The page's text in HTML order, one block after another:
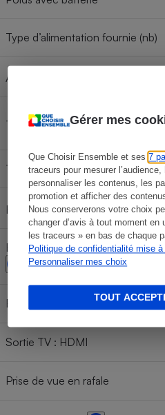
Gérer mes
Que Choisir Ensemble et ses7
traceurs pour mesurer
personnaliser les contenus, les
promotion et afficher des
Nous conserverons votre choix
changer d’avis à tout moment en
les traceurs » en bas de chaque
Politique de confidentialité mise
Personnaliser mes choix
TOUT
Type d’alimentation fournie (nb)
Autonomie de la batterie
Type de viseur
Taille de l'écran (diagonale)
Résolution de l'écran
Écran orientable (vertical/
Écran tactile
Sortie TV : HDMI
Prise de vue en rafale